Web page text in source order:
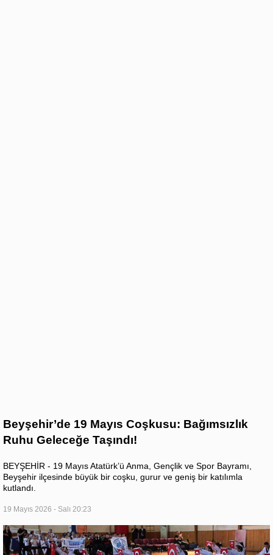
Beyşehir’de 19 Mayıs Coşkusu: Bağımsızlık
Ruhu Geleceğe Taşındı!
BEYŞEHİR - 19 Mayıs Atatürk’ü Anma, Gençlik ve Spor Bayramı,
Beyşehir ilçesinde büyük bir coşku, gurur ve geniş bir katılımla
kutlandı.
19 Mayıs 2026 - Salı 20:23